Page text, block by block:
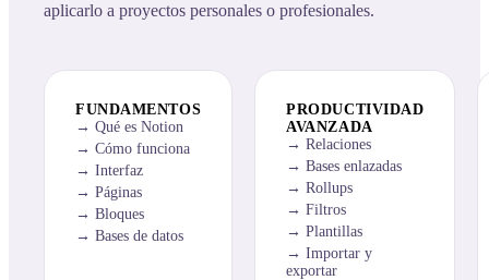
aplicarlo a proyectos personales o profesionales.
FUNDAMENTOS
Qué es Notion
Cómo funciona
Interfaz
Páginas
Bloques
Bases de datos
PRODUCTIVIDAD
AVANZADA
Relaciones
Bases enlazadas
Rollups
Filtros
Plantillas
Importar y
exportar